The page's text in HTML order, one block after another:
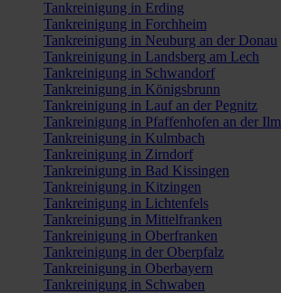
Tankreinigung in Erding
Tankreinigung in Forchheim
Tankreinigung in Neuburg an der Donau
Tankreinigung in Landsberg am Lech
Tankreinigung in Schwandorf
Tankreinigung in Königsbrunn
Tankreinigung in Lauf an der Pegnitz
Tankreinigung in Pfaffenhofen an der Ilm
Tankreinigung in Kulmbach
Tankreinigung in Zirndorf
Tankreinigung in Bad Kissingen
Tankreinigung in Kitzingen
Tankreinigung in Lichtenfels
Tankreinigung in Mittelfranken
Tankreinigung in Oberfranken
Tankreinigung in der Oberpfalz
Tankreinigung in Oberbayern
Tankreinigung in Schwaben